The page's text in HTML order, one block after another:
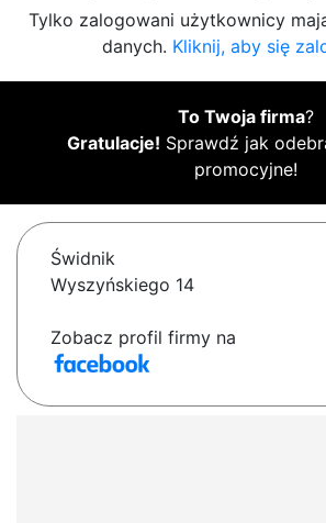
Tylko zalogowani użytkownicy
danych. Kliknij, aby się
To Twoja firma?
Gratulacje! Sprawdź jak
promocyjne!
Świdnik
Wyszyńskiego 14
Zobacz profil firmy na